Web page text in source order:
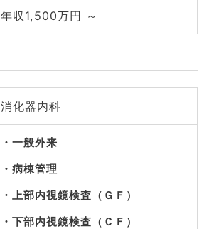
年収1,500万円 ～
消化器内科
一般外来
病棟管理
上部内視鏡検査（ＧＦ）
下部内視鏡検査（ＣＦ）